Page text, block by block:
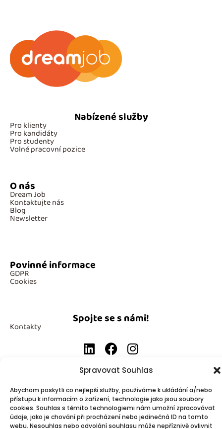
Spravovat Souhlas
Abychom poskytli co nejlepší služby, používáme k ukládání a/nebo
přístupu k informacím o zařízení, technologie jako jsou soubory
cookies. Souhlas s těmito technologiemi nám umožní zpracovávat
údaje, jako je chování při procházení nebo jedinečná ID na tomto
webu. Nesouhlas nebo odvolání souhlasu může nepříznivě ovlivnit
Nabízené služby
Pro klienty
Pro kandidáty
Pro studenty
Volné pracovní pozice
O nás
Dream Job
Kontaktujte nás
Blog
Newsletter
Povinné informace
GDPR
Cookies
Spojte se s námi!
Kontakty
© 2025Made by Ziveweby.cz Design by Blondesign.cz